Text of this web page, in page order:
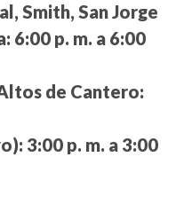
Smith, San Jorge
6:00 p. m. a 6:00
de Cantero:
3:00 p. m. a 3:00